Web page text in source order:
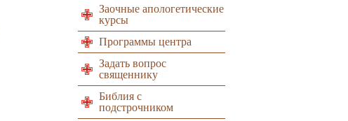
Заочные апологетические
курсы
Программы центра
Задать вопрос
священнику
Библия с
подстрочником